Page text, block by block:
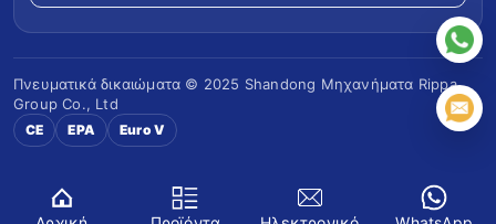
Πνευματικά δικαιώματα © 2025 Shandong Μηχανήματα Rippa
Group Co., Ltd
CE EPA Euro V